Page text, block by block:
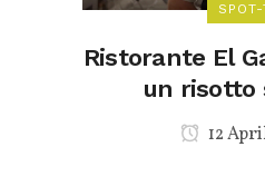
SPOT-
Ristorante El
un risotto
12